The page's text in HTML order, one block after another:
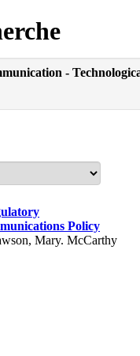
-
Policy
Mary. McCarthy